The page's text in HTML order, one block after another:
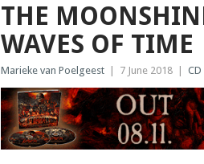
THE
WAVES OF TIME
Marieke van Poelgeest 7 June 2018 CD